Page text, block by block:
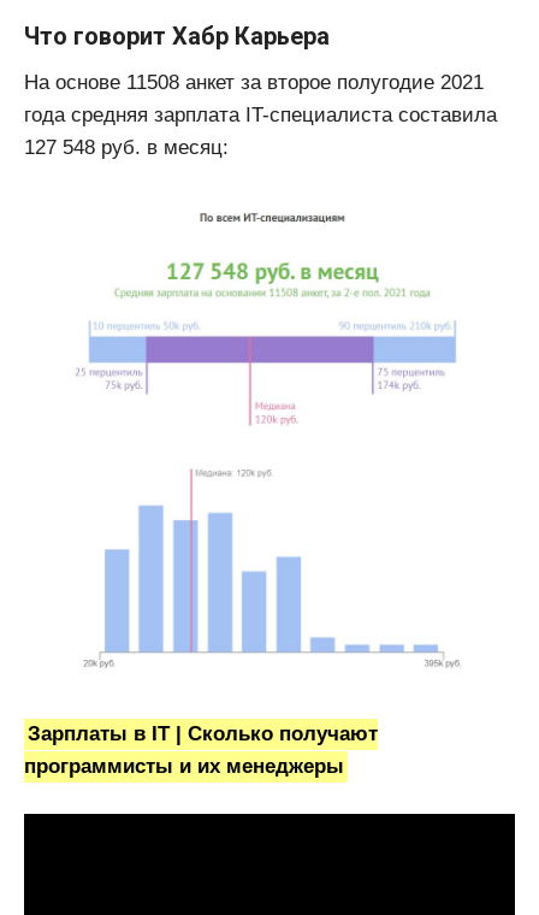
Что говорит Хабр Карьера
На основе 11508 анкет за второе полугодие 2021
года средняя зарплата IT-специалиста составила
127 548 руб. в месяц:
Зарплаты в IT | Сколько получают
программисты и их менеджеры